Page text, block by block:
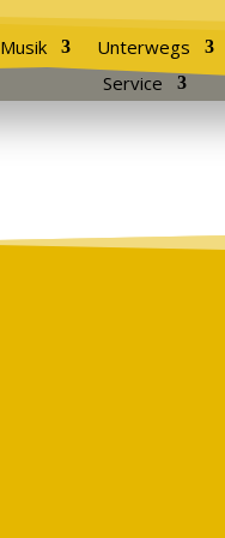
Musik Unterwegs
Service